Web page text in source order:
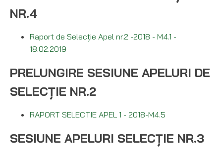
NR.4
Raport de Selecție Apel nr.2 -2018 - M4.1 -
18.02.2019
PRELUNGIRE SESIUNE APELURI DE
SELECȚIE NR.2
RAPORT SELECTIE APEL 1 - 2018-M4.5
SESIUNE APELURI SELECȚIE NR.3